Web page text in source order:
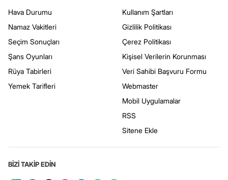
Hava Durumu
Namaz Vakitleri
Seçim Sonuçları
Şans Oyunları
Rüya Tabirleri
Yemek Tarifleri
Kullanım Şartları
Gizlilik Politikası
Çerez Politikası
Kişisel Verilerin Korunması
Veri Sahibi Başvuru Formu
Webmaster
Mobil Uygulamalar
RSS
Sitene Ekle
BİZİ TAKİP EDİN